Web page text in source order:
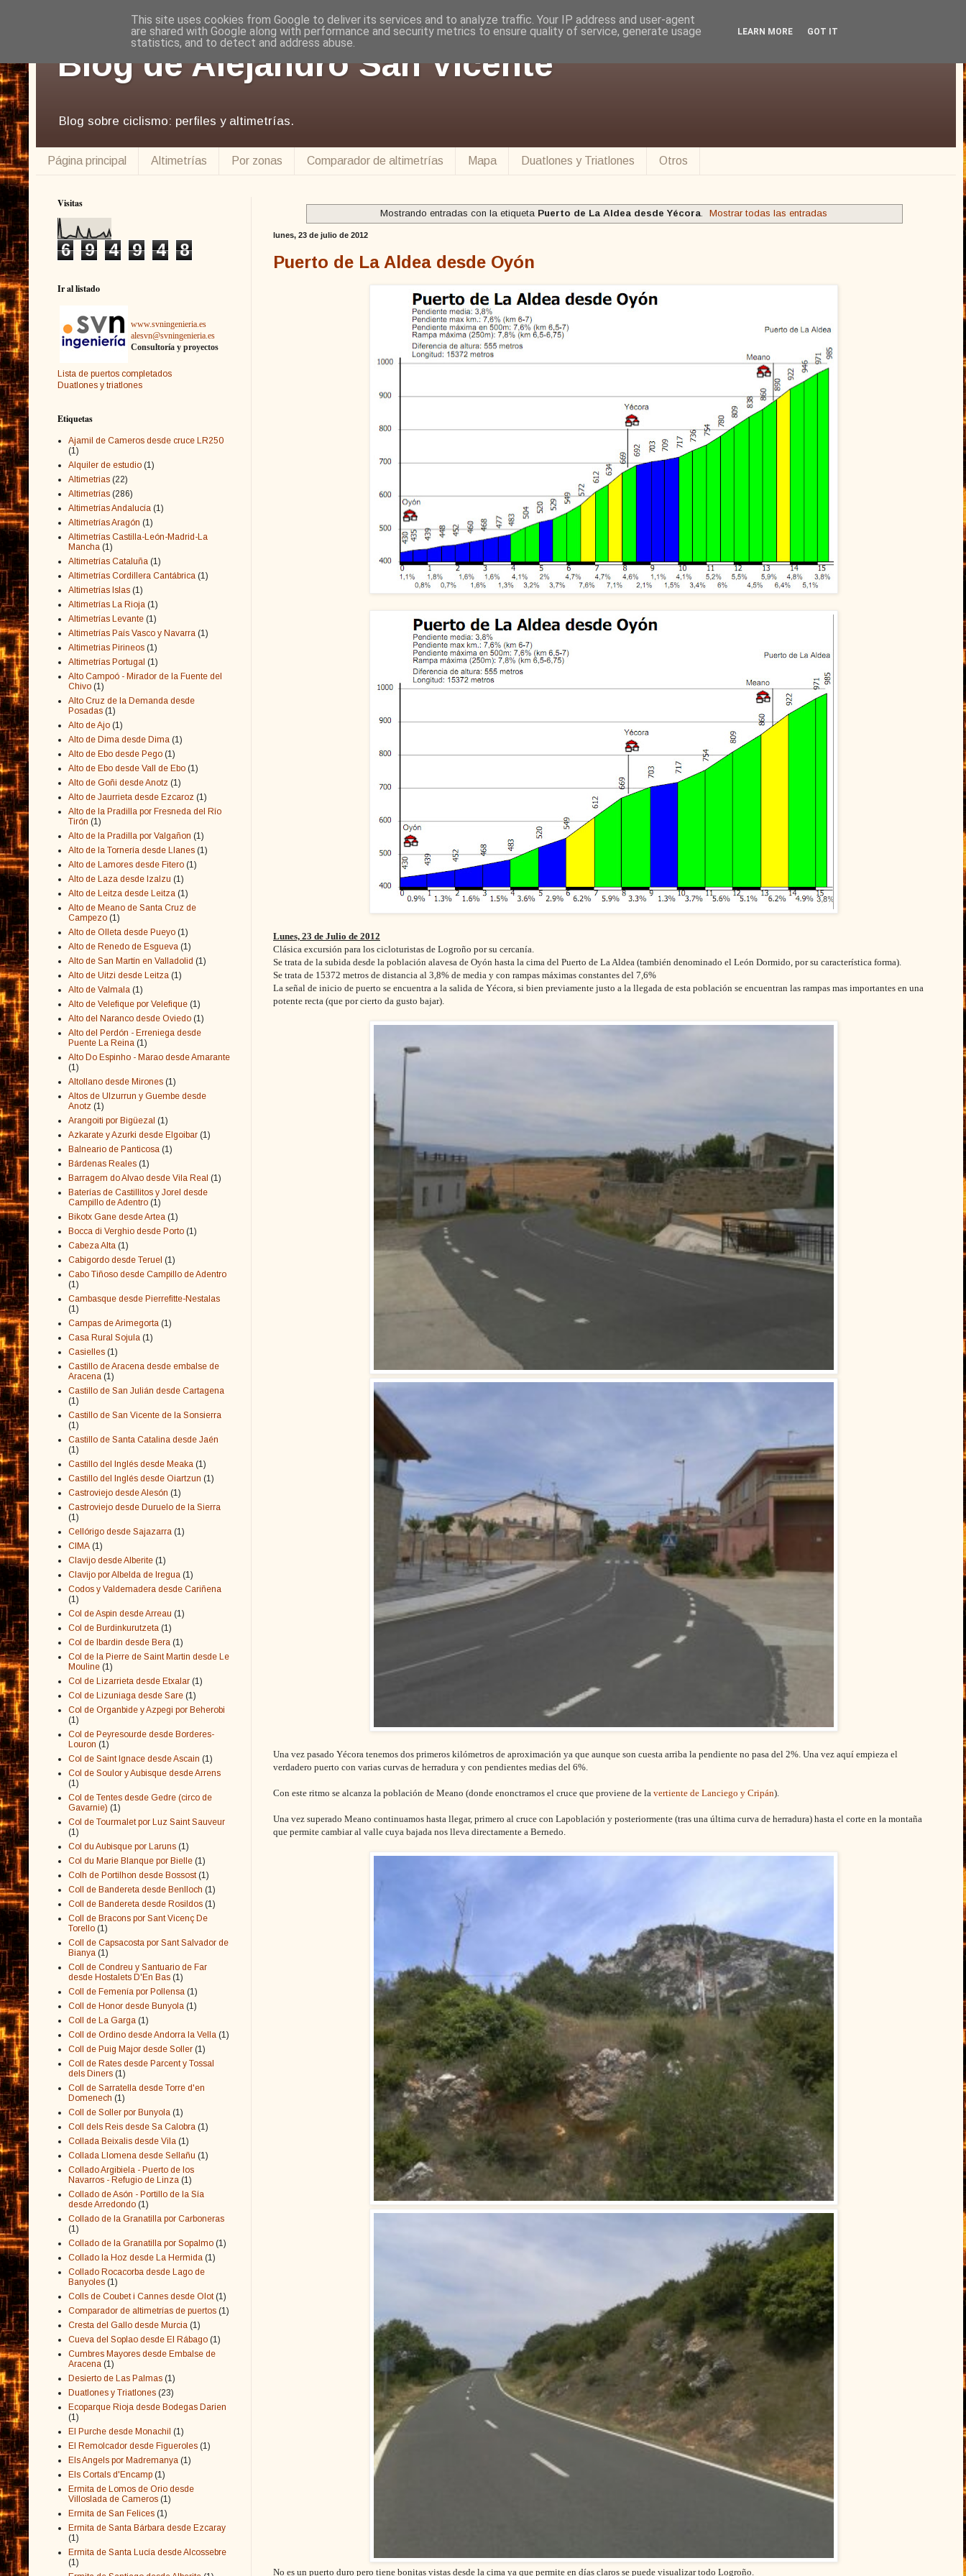
Blog de Alejandro San Vicente
Blog sobre ciclismo: perfiles y altimetrías.
Página principal Altimetrías Por zonas Comparador de altimetrías Mapa Duatlones y Triatlones Otros
Mostrando entradas con la etiqueta Puerto de La Aldea desde Yécora. Mostrar todas las entradas
lunes, 23 de julio de 2012
Puerto de La Aldea desde Oyón
Lunes, 23 de Julio de 2012
Clásica excursión para los cicloturistas de Logroño por su cercanía.
Se trata de la subida desde la población alavesa de Oyón hasta la cima del Puerto de La Aldea (también denominado el León Dormido, por su característica forma).
Se trata de 15372 metros de distancia al 3,8% de media y con rampas máximas constantes del 7,6%
La señal de inicio de puerto se encuentra a la salida de Yécora, si bien previamente justo a la llegada de esta población se encuentran las rampas mas importantes en una
potente recta (que por cierto da gusto bajar).
Una vez pasado Yécora tenemos dos primeros kilómetros de aproximación ya que aunque son cuesta arriba la pendiente no pasa del 2%. Una vez aquí empieza el
verdadero puerto con varias curvas de herradura y con pendientes medias del 6%.
Con este ritmo se alcanza la población de Meano (donde enonctramos el cruce que proviene de la vertiente de Lanciego y Cripán).
Una vez superado Meano continuamos hasta llegar, primero al cruce con Lapoblación y posteriormente (tras una última curva de herradura) hasta el corte en la montaña
que permite cambiar al valle cuya bajada nos lleva directamente a Bernedo.
No es un puerto duro pero tiene bonitas vistas desde la cima ya que permite en días claros se puede visualizar todo Logroño.
Visitas
6 9 4 9 4 8
Ir al listado
www.svningenieria.es
alesvn@svningenieria.es
Consultoría y proyectos
Lista de puertos completados
Duatlones y triatlones
Etiquetas
Ajamil de Cameros desde cruce LR250
(1)
Alquiler de estudio (1)
Altimetrias (22)
Altimetrías (286)
Altimetrías Andalucía (1)
Altimetrías Aragón (1)
Altimetrías Castilla-León-Madrid-La
Mancha (1)
Altimetrías Cataluña (1)
Altimetrías Cordillera Cantábrica (1)
Altimetrías Islas (1)
Altimetrías La Rioja (1)
Altimetrías Levante (1)
Altimetrías País Vasco y Navarra (1)
Altimetrias Pirineos (1)
Altimetrías Portugal (1)
Alto Campoó - Mirador de la Fuente del
Chivo (1)
Alto Cruz de la Demanda desde
Posadas (1)
Alto de Ajo (1)
Alto de Dima desde Dima (1)
Alto de Ebo desde Pego (1)
Alto de Ebo desde Vall de Ebo (1)
Alto de Goñi desde Anotz (1)
Alto de Jaurrieta desde Ezcaroz (1)
Alto de la Pradilla por Fresneda del Río
Tirón (1)
Alto de la Pradilla por Valgañon (1)
Alto de la Tornería desde Llanes (1)
Alto de Lamores desde Fitero (1)
Alto de Laza desde Izalzu (1)
Alto de Leitza desde Leitza (1)
Alto de Meano de Santa Cruz de
Campezo (1)
Alto de Olleta desde Pueyo (1)
Alto de Renedo de Esgueva (1)
Alto de San Martín en Valladolid (1)
Alto de Uitzi desde Leitza (1)
Alto de Valmala (1)
Alto de Velefique por Velefique (1)
Alto del Naranco desde Oviedo (1)
Alto del Perdón - Erreniega desde
Puente La Reina (1)
Alto Do Espinho - Marao desde Amarante
(1)
Altollano desde Mirones (1)
Altos de Ulzurrun y Guembe desde
Anotz (1)
Arangoiti por Bigüezal (1)
Azkarate y Azurki desde Elgoibar (1)
Balneario de Panticosa (1)
Bárdenas Reales (1)
Barragem do Alvao desde Vila Real (1)
Baterías de Castillitos y Jorel desde
Campillo de Adentro (1)
Bikotx Gane desde Artea (1)
Bocca di Verghio desde Porto (1)
Cabeza Alta (1)
Cabigordo desde Teruel (1)
Cabo Tiñoso desde Campillo de Adentro
(1)
Cambasque desde Pierrefitte-Nestalas
(1)
Campas de Arimegorta (1)
Casa Rural Sojula (1)
Casielles (1)
Castillo de Aracena desde embalse de
Aracena (1)
Castillo de San Julián desde Cartagena
(1)
Castillo de San Vicente de la Sonsierra
(1)
Castillo de Santa Catalina desde Jaén
(1)
Castillo del Inglés desde Meaka (1)
Castillo del Inglés desde Oiartzun (1)
Castroviejo desde Alesón (1)
Castroviejo desde Duruelo de la Sierra
(1)
Cellórigo desde Sajazarra (1)
CIMA (1)
Clavijo desde Alberite (1)
Clavijo por Albelda de Iregua (1)
Codos y Valdemadera desde Cariñena
(1)
Col de Aspin desde Arreau (1)
Col de Burdinkurutzeta (1)
Col de Ibardin desde Bera (1)
Col de la Pierre de Saint Martin desde Le
Mouline (1)
Col de Lizarrieta desde Etxalar (1)
Col de Lizuniaga desde Sare (1)
Col de Organbide y Azpegi por Beherobi
(1)
Col de Peyresourde desde Borderes-
Louron (1)
Col de Saint Ignace desde Ascain (1)
Col de Soulor y Aubisque desde Arrens
(1)
Col de Tentes desde Gedre (circo de
Gavarnie) (1)
Col de Tourmalet por Luz Saint Sauveur
(1)
Col du Aubisque por Laruns (1)
Col du Marie Blanque por Bielle (1)
Colh de Portilhon desde Bossost (1)
Coll de Bandereta desde Benlloch (1)
Coll de Bandereta desde Rosildos (1)
Coll de Bracons por Sant Vicenç De
Torello (1)
Coll de Capsacosta por Sant Salvador de
Bianya (1)
Coll de Condreu y Santuario de Far
desde Hostalets D'En Bas (1)
Coll de Femenía por Pollensa (1)
Coll de Honor desde Bunyola (1)
Coll de La Garga (1)
Coll de Ordino desde Andorra la Vella (1)
Coll de Puig Major desde Soller (1)
Coll de Rates desde Parcent y Tossal
dels Diners (1)
Coll de Sarratella desde Torre d'en
Domenech (1)
Coll de Soller por Bunyola (1)
Coll dels Reis desde Sa Calobra (1)
Collada Beixalis desde Vila (1)
Collada Llomena desde Sellañu (1)
Collado Argibiela - Puerto de los
Navarros - Refugio de Linza (1)
Collado de Asón - Portillo de la Sía
desde Arredondo (1)
Collado de la Granatilla por Carboneras
(1)
Collado de la Granatilla por Sopalmo (1)
Collado la Hoz desde La Hermida (1)
Collado Rocacorba desde Lago de
Banyoles (1)
Colls de Coubet i Cannes desde Olot (1)
Comparador de altimetrías de puertos (1)
Cresta del Gallo desde Murcia (1)
Cueva del Soplao desde El Rábago (1)
Cumbres Mayores desde Embalse de
Aracena (1)
Desierto de Las Palmas (1)
Duatlones y Triatlones (23)
Ecoparque Rioja desde Bodegas Darien
(1)
El Purche desde Monachil (1)
El Remolcador desde Figueroles (1)
Els Angels por Madremanya (1)
Els Cortals d'Encamp (1)
Ermita de Lomos de Orio desde
Villoslada de Cameros (1)
Ermita de San Felices (1)
Ermita de Santa Bárbara desde Ezcaray
(1)
Ermita de Santa Lucía desde Alcossebre
(1)
This site uses cookies from Google to deliver its services and to analyze traffic. Your IP address and user-agent
are shared with Google along with performance and security metrics to ensure quality of service, generate usage
statistics, and to detect and address abuse.
LEARN MORE GOT IT